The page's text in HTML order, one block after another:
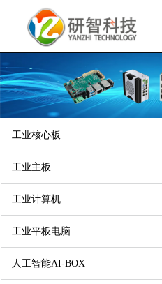
工业核心板
工业主板
工业计算机
工业平板电脑
人工智能AI-BOX